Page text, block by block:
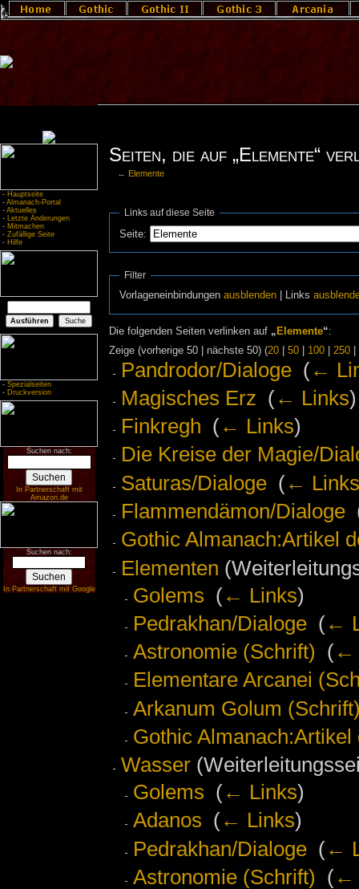
- Hauptseite
- Almanach-Portal
- Aktuelles
- Letzte Änderungen
- Mitmachen
- Zufällige Seite
- Hilfe
- Spezialseiten
- Druckversion
Suchen nach:
In Partnerschaft mit
Amazon.de
Suchen nach:
In Partnerschaft mit Google
Seiten, die auf „Elemente“
← Elemente
Links auf diese Seite
Seite:
Filter
Vorlageneinbindungenausblenden | Links
Die folgenden Seiten verlinken auf „ Elemente“:
Zeige (vorherige 50 | nächste 50) (20| 50| 100| 250|
Pandrodor/Dialoge‎ (←
Magisches Erz (← Links)
Finkregh (← Links)
Die Kreise der Magie/
Saturas/Dialoge‎ (← Links
Flammendämon/Dialoge‎
Gothic Almanach:Artikel
Elementen
Golems (← Links)
Pedrakhan/Dialoge‎ (←
Astronomie (Schrift)
(←
Elementare Arcanei
Arkanum Golum
Gothic
Wasser
Golems (← Links)
Adanos (← Links)
Pedrakhan/Dialoge‎ (←
Astronomie (Schrift)
(←